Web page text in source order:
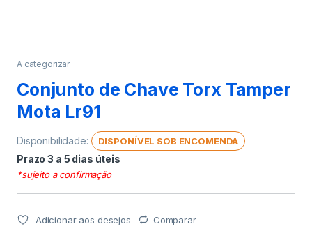
A categorizar
Conjunto de Chave Torx Tamper
Mota Lr91
Disponibilidade: DISPONÍVEL SOB ENCOMENDA
Prazo 3 a 5 dias úteis
*sujeito a confirmação
Adicionar aos desejos Comparar